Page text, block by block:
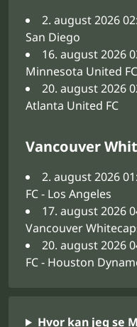
2. august 2026
San Diego
16. august 2026
Minnesota United FC
20. august 2026
Atlanta United FC
Vancouver
2. august 2026
FC - Los Angeles
17. august 2026
Vancouver
20. august 2026
FC - Houston
Hvor kan jeg se